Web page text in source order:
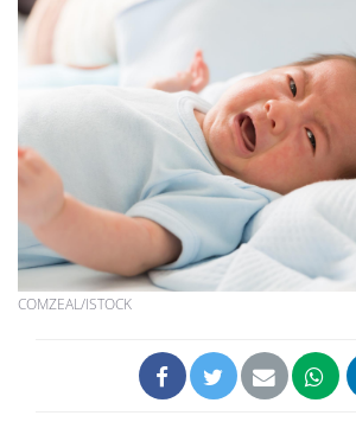
COMZEAL/ISTOCK